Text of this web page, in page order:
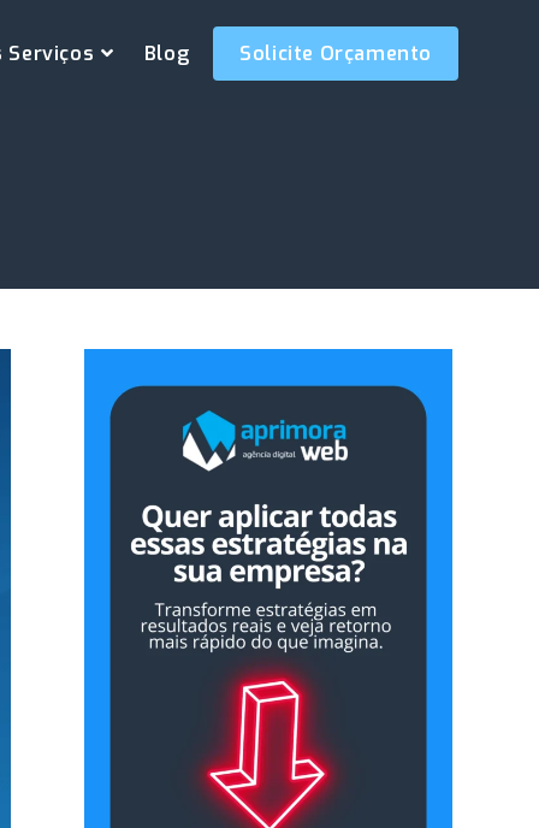
Serviços Blog Solicite Orçamento